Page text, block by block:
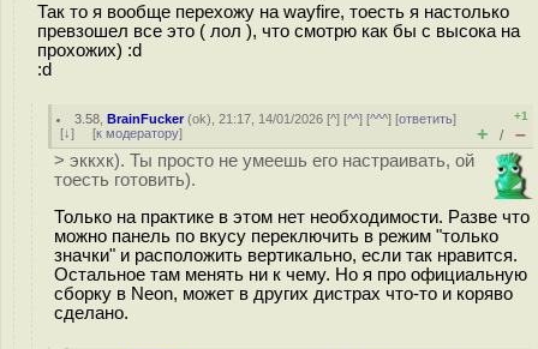
Так то я вообще перехожу на wayfire, тоесть я настолько
превзошел все это ( лол ), что смотрю как бы с высока на
прохожих) :d
:d
3.58 ,BrainFucker(ok), 21:17, 14/01/2026 [^] [^^] [^^^] [ответить]
[↓] [к модератору]
+1
+ / –
> эккхк). Ты просто не умеешь его настраивать, ой
тоесть готовить).
Только на практике в этом нет необходимости. Разве что
можно панель по вкусу переключить в режим "только
значки" и расположить вертикально, если так нравится.
Остальное там менять ни к чему. Но я про официальную
сборку в Neon, может в других дистрах что-то и коряво
сделано.